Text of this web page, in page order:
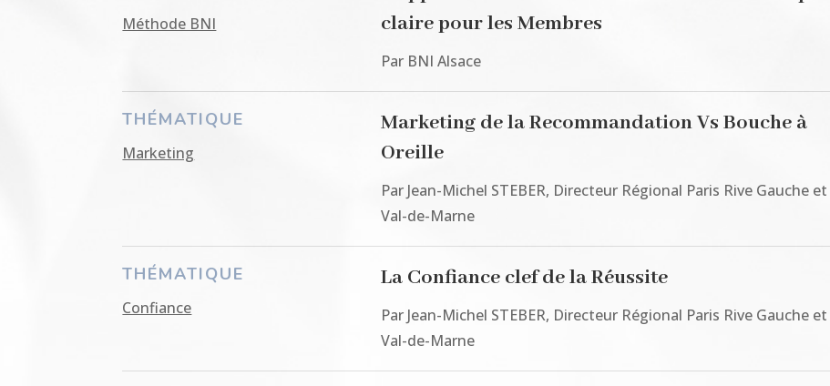
Méthode BNI
claire pour les Membres
Par BNI Alsace
THÉMATIQUE
Marketing
Marketing de la Recommandation Vs Bouche à
Oreille
Par Jean-Michel STEBER, Directeur Régional Paris Rive Gauche et
Val-de-Marne
THÉMATIQUE
Confiance
La Confiance clef de la Réussite
Par Jean-Michel STEBER, Directeur Régional Paris Rive Gauche et
Val-de-Marne